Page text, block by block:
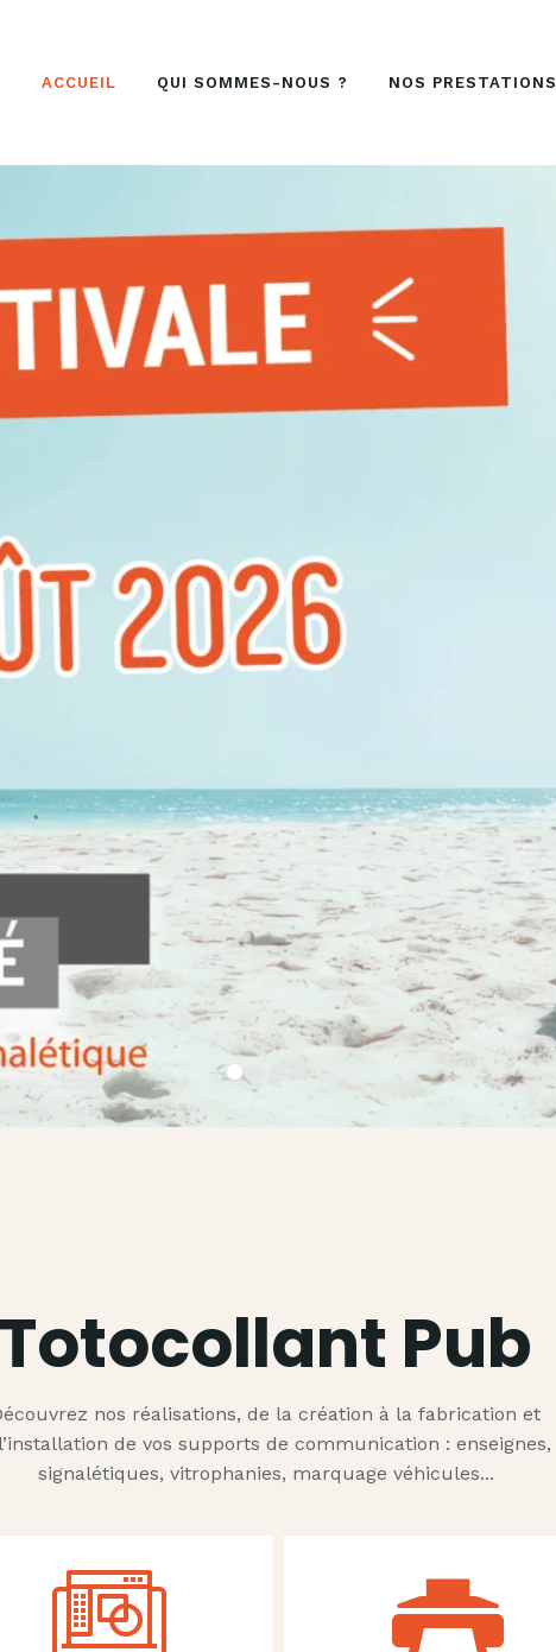
ACCUEIL QUI SOMMES-NOUS ? NOS PRESTATIONS
QUI SOMMES-NOUS ?
NOS PRESTATIONS
NOS RÉALISATIONS
ACTUALITÉS
Totocollant Pub
nos réalisations, de la création à la fabrication et
de vos supports de communication : enseignes,
signalétiques, vitrophanies, marquage véhicules...